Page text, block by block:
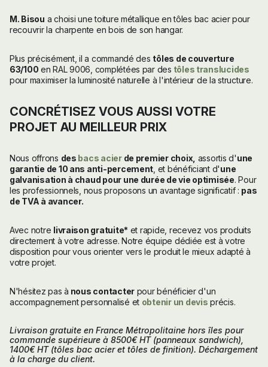
M. Bisou a choisi une toiture métallique en tôles bac acier pour
recouvrir la charpente en bois de son hangar.
Plus précisément, il a commandé des tôles de couverture
63/100 en RAL 9006, complétées par des tôles translucides
pour maximiser la luminosité naturelle à l'intérieur de la structure.
CONCRÉTISEZ VOUS AUSSI VOTRE
PROJET AU MEILLEUR PRIX
Nous offrons des bacs acierde premier choix, assortis d'une
garantie de 10 ans anti-percement , et bénéficiant d'une
galvanisation à chaud pour une durée de vie optimisée. Pour
les professionnels, nous proposons un avantage significatif : pas
de TVA à avancer.
Avec notre livraison gratuite* et rapide, recevez vos produits
directement à votre adresse. Notre équipe dédiée est à votre
disposition pour vous orienter vers le produit le mieux adapté à
votre projet.
N'hésitez pas à nous contacter pour bénéficier d'un
accompagnement personnalisé et obtenir un devis précis.
Livraison gratuite en France Métropolitaine hors îles pour
commande supérieure à 8500€ HT (panneaux sandwich),
1400€ HT (tôles bac acier et tôles de finition). Déchargement
à la charge du client.